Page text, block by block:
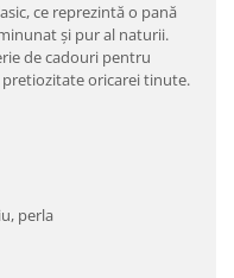
ce reprezintă o pană
şi pur al naturii.
de cadouri pentru
pretiozitate oricarei tinute.
perla